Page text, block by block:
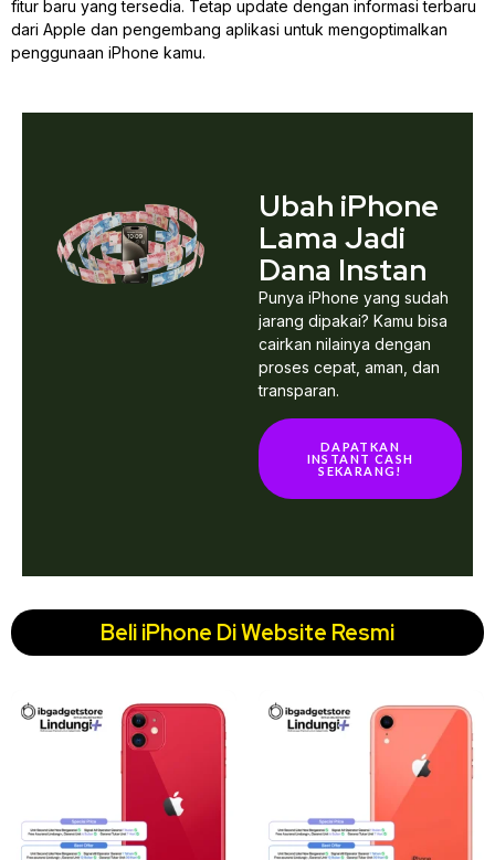
fitur baru yang tersedia. Tetap update dengan informasi terbaru
dari Apple dan pengembang aplikasi untuk mengoptimalkan
penggunaan iPhone kamu.
Ubah iPhone
Lama Jadi
Dana Instan
Punya iPhone yang sudah
jarang dipakai? Kamu bisa
cairkan nilainya dengan
proses cepat, aman, dan
transparan.
DAPATKAN
INSTANT CASH
SEKARANG!
Beli iPhone Di Website Resmi